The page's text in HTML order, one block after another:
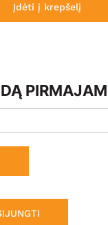
Įdėti į krepšelį